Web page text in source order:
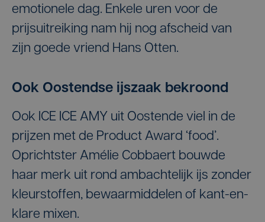
emotionele dag. Enkele uren voor de
prijsuitreiking nam hij nog afscheid van
zijn goede vriend Hans Otten.
Ook Oostendse ijszaak bekroond
Ook ICE ICE AMY uit Oostende viel in de
prijzen met de Product Award ‘food’.
Oprichtster Amélie Cobbaert bouwde
haar merk uit rond ambachtelijk ijs zonder
kleurstoffen, bewaarmiddelen of kant-en-
klare mixen.